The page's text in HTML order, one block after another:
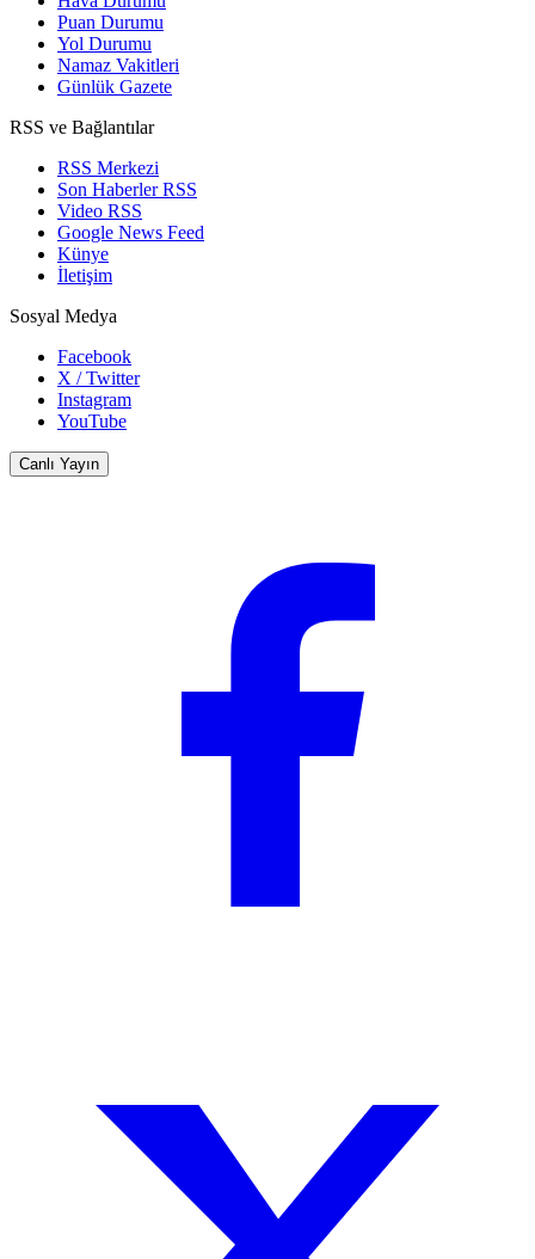
Puan Durumu
Yol Durumu
Namaz Vakitleri
Günlük Gazete
RSS ve Bağlantılar
RSS Merkezi
Son Haberler RSS
Video RSS
Google News Feed
Künye
İletişim
Sosyal Medya
Facebook
X / Twitter
Instagram
YouTube
Canlı Yayın